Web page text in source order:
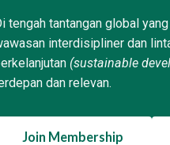
tengah tantangan global
interdisipliner dan
(sustainable
dan relevan.
Join Membership